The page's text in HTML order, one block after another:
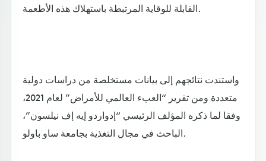
القابلة للوقاية المرتبطة باستهلاك هذه الأطعمة.
واستندت نتائجهم إلى بيانات مستخلصة من دراسات دولية
متعددة ومن تقرير “العبء العالمي للأمراض” لعام 2021،
وفقا لما ذكره المؤلف الرئيسي “إدواردو إيه إف نيلسون”،
الباحث في مجال التغذية بجامعة ساو باولو.